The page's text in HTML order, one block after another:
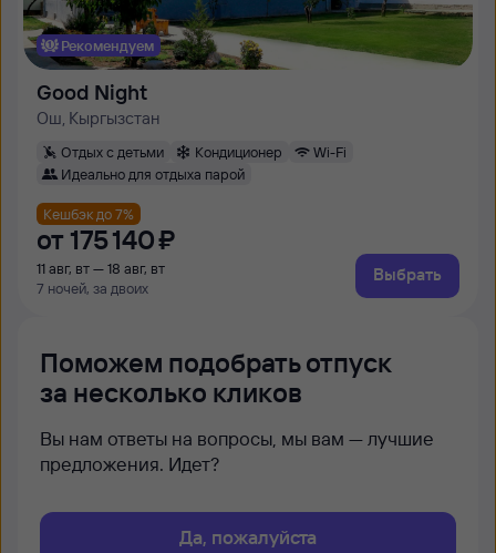
Рекомендуем
Good Night
Ош, Кыргызстан
Отдых с детьми Кондиционер
Wi-Fi
Идеально для отдыха парой
Кешбэк до 7%
от 175 ⁠140 ⁠₽
11 авг, вт — 18 авг, вт
7 ночей, за двоих
Выбрать
Поможем подобрать отпуск
за несколько кликов
Вы нам ответы на вопросы, мы вам — лучшие
предложения. Идет?
Да, пожалуйста